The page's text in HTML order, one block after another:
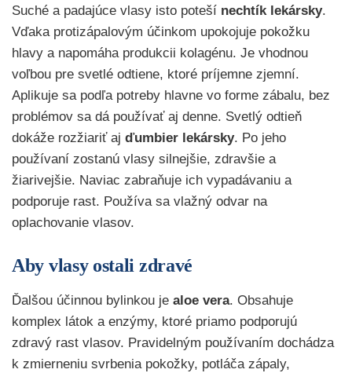
Suché a padajúce vlasy isto poteší nechtík lekársky.
Vďaka protizápalovým účinkom upokojuje pokožku
hlavy a napomáha produkcii kolagénu. Je vhodnou
voľbou pre svetlé odtiene, ktoré príjemne zjemní.
Aplikuje sa podľa potreby hlavne vo forme zábalu, bez
problémov sa dá používať aj denne. Svetlý odtieň
dokáže rozžiariť aj ďumbier lekársky. Po jeho
používaní zostanú vlasy silnejšie, zdravšie a
žiarivejšie. Naviac zabraňuje ich vypadávaniu a
podporuje rast. Používa sa vlažný odvar na
oplachovanie vlasov.
Aby vlasy ostali zdravé
Ďalšou účinnou bylinkou je aloe vera. Obsahuje
komplex látok a enzýmy, ktoré priamo podporujú
zdravý rast vlasov. Pravidelným používaním dochádza
k zmierneniu svrbenia pokožky, potláča zápaly,